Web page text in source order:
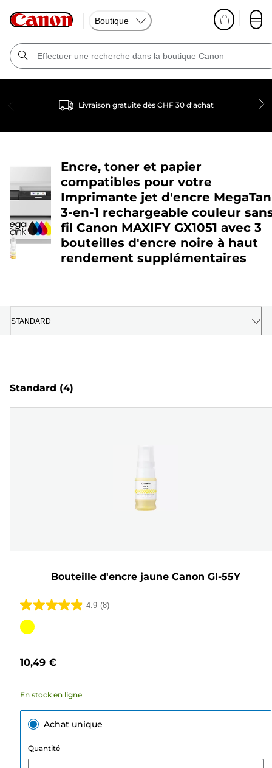
Boutique
Livraison gratuite dès CHF 30 d'achat
Encre, toner et papier
compatibles pour votre
Imprimante jet d'encre
3-en-1 rechargeable couleur
fil Canon MAXIFY GX1051 avec 3
bouteilles d'encre noire à haut
rendement supplémentaires
STANDARD
Standard (4)
Bouteille d'encre jaune Canon GI-55Y
4.9 (8)
4.9
sur
Cartouche
10,49 €
En stock en ligne
Achat unique
Quantité